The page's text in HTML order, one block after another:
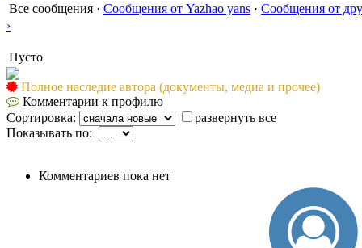
Все сообщения · Сообщения от Yazhao yans · Сообщения от
›
Пусто
Полное наследие автора (документы, медиа и прочее)
Комментарии к профилю
Сортировка:
развернуть все
Показывать по:
Комментариев пока нет